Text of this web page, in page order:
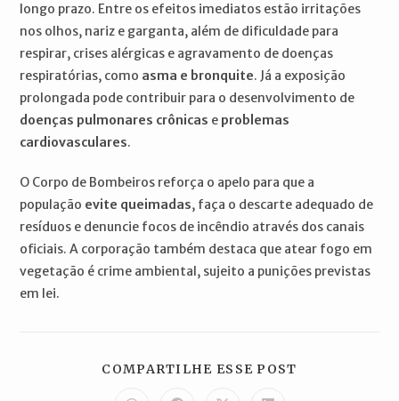
longo prazo. Entre os efeitos imediatos estão irritações
nos olhos, nariz e garganta, além de dificuldade para
respirar, crises alérgicas e agravamento de doenças
respiratórias, como asma e bronquite. Já a exposição
prolongada pode contribuir para o desenvolvimento de
doenças pulmonares crônicas e problemas
cardiovasculares.
O Corpo de Bombeiros reforça o apelo para que a
população evite queimadas, faça o descarte adequado de
resíduos e denuncie focos de incêndio através dos canais
oficiais. A corporação também destaca que atear fogo em
vegetação é crime ambiental, sujeito a punições previstas
em lei.
COMPARTILHE ESSE POST